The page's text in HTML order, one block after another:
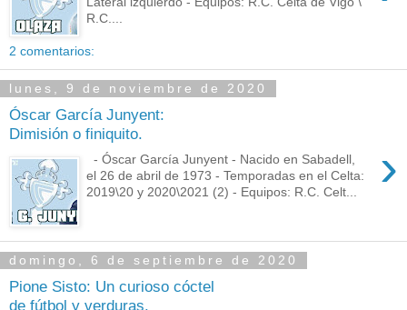
R.C....
2 comentarios:
lunes, 9 de noviembre de 2020
Óscar García Junyent:
Dimisión o finiquito.
›
- Óscar García Junyent - Nacido en Sabadell,
el 26 de abril de 1973 - Temporadas en el Celta:
2019\20 y 2020\2021 (2) - Equipos: R.C. Celt...
domingo, 6 de septiembre de 2020
Pione Sisto: Un curioso cóctel
de fútbol y verduras.